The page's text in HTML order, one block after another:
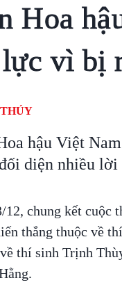
Hoa
vì bị
hậu Việt
diện nhiều
12, chung kết cuộc
thắng thuộc về
thí sinh Trịnh